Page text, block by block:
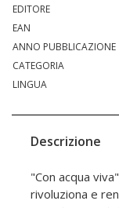
EDITORE
EAN
ANNO PUBBLICAZIONE
CATEGORIA
LINGUA
Descrizione
"Con acqua
rivoluziona e